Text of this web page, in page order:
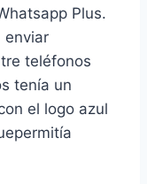
Plus.
enviar
teléfonos
tenía un
el logo azul